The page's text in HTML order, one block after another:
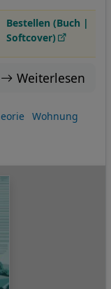
Bestellen (Buch |
Softcover)
Weiterlesen
Wohnung